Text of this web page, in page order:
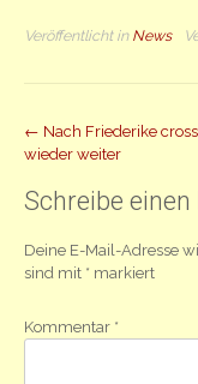
Veröffentlicht in News
Beitrag
← Nach Friederike
wieder weiter
Schreibe
Deine E-Mail-Adresse
sind mit * markiert
Kommentar *